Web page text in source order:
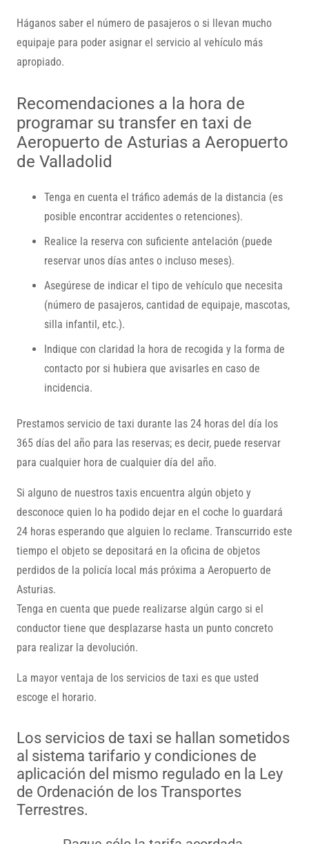
Háganos saber el número de pasajeros o si llevan mucho
equipaje para poder asignar el servicio al vehículo más
apropiado.
Recomendaciones a la hora de
programar su transfer en taxi de
Aeropuerto de Asturias a Aeropuerto
de Valladolid
Tenga en cuenta el tráfico además de la distancia (es
posible encontrar accidentes o retenciones).
Realice la reserva con suficiente antelación (puede
reservar unos días antes o incluso meses).
Asegúrese de indicar el tipo de vehículo que necesita
(número de pasajeros, cantidad de equipaje, mascotas,
silla infantil, etc.).
Indique con claridad la hora de recogida y la forma de
contacto por si hubiera que avisarles en caso de
incidencia.
Prestamos servicio de taxi durante las 24 horas del día los
365 días del año para las reservas; es decir, puede reservar
para cualquier hora de cualquier día del año.
Si alguno de nuestros taxis encuentra algún objeto y
desconoce quien lo ha podido dejar en el coche lo guardará
24 horas esperando que alguien lo reclame. Transcurrido este
tiempo el objeto se depositará en la oficina de objetos
perdidos de la policía local más próxima a Aeropuerto de
Asturias.
Tenga en cuenta que puede realizarse algún cargo si el
conductor tiene que desplazarse hasta un punto concreto
para realizar la devolución.
La mayor ventaja de los servicios de taxi es que usted
escoge el horario.
Los servicios de taxi se hallan sometidos
al sistema tarifario y condiciones de
aplicación del mismo regulado en la Ley
de Ordenación de los Transportes
Terrestres.